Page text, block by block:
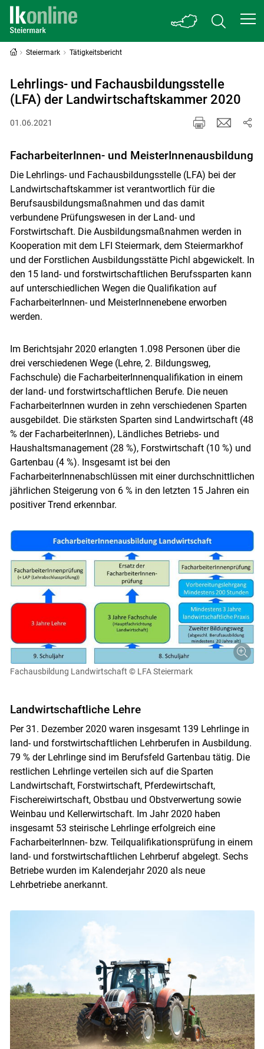
Steiermark Tätigkeitsbericht
Lehrlings- und Fachausbildungsstelle
(LFA) der Landwirtschaftskammer 2020
01.06.2021
FacharbeiterInnen- und MeisterInnenausbildung
Die Lehrlings- und Fachausbildungsstelle (LFA) bei der
Landwirtschaftskammer ist verantwortlich für die
Berufsausbildungsmaßnahmen und das damit
verbundene Prüfungswesen in der Land- und
Forstwirtschaft. Die Ausbildungsmaßnahmen werden in
Kooperation mit dem LFI Steiermark, dem Steiermarkhof
und der Forstlichen Ausbildungsstätte Pichl abgewickelt. In
den 15 land- und forstwirtschaftlichen Berufssparten kann
auf unterschiedlichen Wegen die Qualifikation auf
FacharbeiterInnen- und MeisterInnenebene erworben
werden.
Im Berichtsjahr 2020 erlangten 1.098 Personen über die
drei verschiedenen Wege (Lehre, 2. Bildungsweg,
Fachschule) die FacharbeiterInnenqualifikation in einem
der land- und forstwirtschaftlichen Berufe. Die neuen
FacharbeiterInnen wurden in zehn verschiedenen Sparten
ausgebildet. Die stärksten Sparten sind Landwirtschaft (48
% der FacharbeiterInnen), Ländliches Betriebs- und
Haushaltsmanagement (28 %), Forstwirtschaft (10 %) und
Gartenbau (4 %). Insgesamt ist bei den
FacharbeiterInnenabschlüssen mit einer durchschnittlichen
jährlichen Steigerung von 6 % in den letzten 15 Jahren ein
positiver Trend erkennbar.
Fachausbildung Landwirtschaft © LFA Steiermark
Landwirtschaftliche Lehre
Per 31. Dezember 2020 waren insgesamt 139 Lehrlinge in
land- und forstwirtschaftlichen Lehrberufen in Ausbildung.
79 % der Lehrlinge sind im Berufsfeld Gartenbau tätig. Die
restlichen Lehrlinge verteilen sich auf die Sparten
Landwirtschaft, Forstwirtschaft, Pferdewirtschaft,
Fischereiwirtschaft, Obstbau und Obstverwertung sowie
Weinbau und Kellerwirtschaft. Im Jahr 2020 haben
insgesamt 53 steirische Lehrlinge erfolgreich eine
FacharbeiterInnen- bzw. Teilqualifikationsprüfung in einem
land- und forstwirtschaftlichen Lehrberuf abgelegt. Sechs
Betriebe wurden im Kalenderjahr 2020 als neue
Lehrbetriebe anerkannt.